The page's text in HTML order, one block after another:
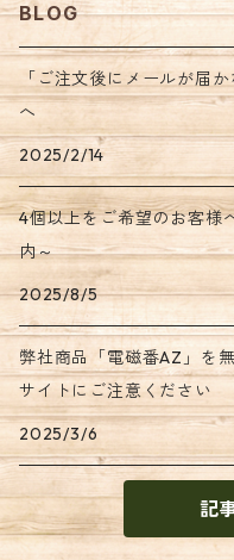
BLOG
「ご注文後にメールが届
へ
2025/2/14
4個以上をご希望のお客様
内～
2025/8/5
弊社商品「電磁番AZ」を
サイトにご注意ください
2025/3/6
記